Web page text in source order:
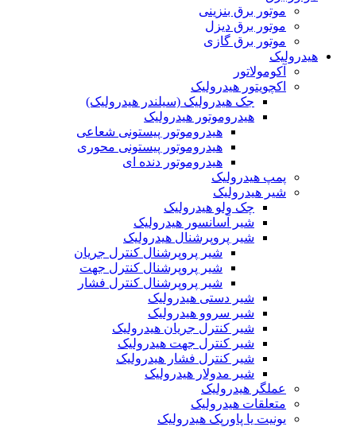
موتور برق بنزینی
موتور برق دیزل
موتور برق گازی
هیدرولیک
آکومولاتور
اکچویتور هیدرولیک
جک هیدرولیک (سیلندر هیدرولیک)
هیدروموتور هیدرولیک
هیدروموتور پیستونی شعاعی
هیدروموتور پیستونی محوری
هیدروموتور دنده ای
پمپ هیدرولیک
شیر هیدرولیک
چک ولو هیدرولیک
شیر آسانسور هیدرولیک
شیر پروپرشنال هیدرولیک
شیر پروپرشنال کنترل جریان
شیر پروپرشنال کنترل جهت
شیر پروپرشنال کنترل فشار
شیر دستی هیدرولیک
شیر سروو هیدرولیک
شیر کنترل جریان هیدرولیک
شیر کنترل جهت هیدرولیک
شیر کنترل فشار هیدرولیک
شیر مدولار هیدرولیک
عملگر هیدرولیک
متعلقات هیدرولیک
یونیت یا پاورپک هیدرولیک